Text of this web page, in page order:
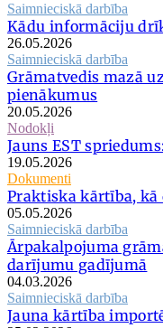
Saimnieciskā darbība
Kādu informāciju
26.05.2026
Saimnieciskā darbība
Grāmatvedis mazā
pienākumus
20.05.2026
Nodokļi
Jauns EST
19.05.2026
Dokumenti
Praktiska kārtība,
05.05.2026
Saimnieciskā darbība
Ārpakalpojuma
darījumu gadījumā
04.03.2026
Saimnieciskā darbība
Jauna kārtība